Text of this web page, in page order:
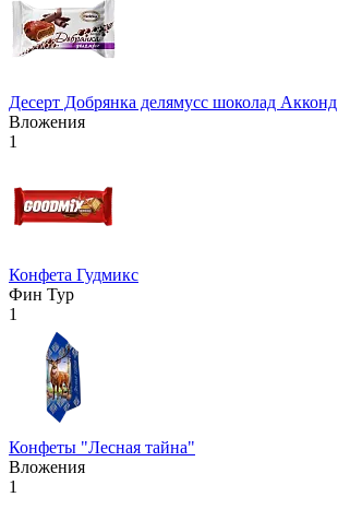
Десерт Добрянка делямусс шоколад Акконд
Вложения
1
Конфета Гудмикс
Фин Тур
1
Конфеты "Лесная тайна"
Вложения
1